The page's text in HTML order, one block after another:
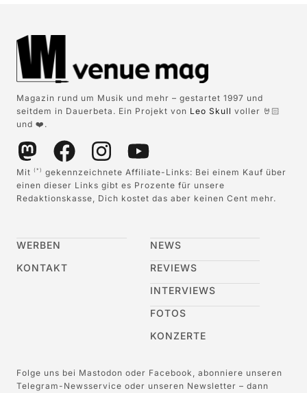
Magazin rund um Musik und mehr – gestartet 1997 und
seitdem in Dauerbeta. Ein Projekt von Leo Skull voller 🤘🏻
und ❤️.
Mit (*)
gekennzeichnete Affiliate-Links: Bei einem Kauf über
einen dieser Links gibt es Prozente für unsere
Redaktionskasse, Dich kostet das aber keinen Cent mehr.
WERBEN
KONTAKT
NEWS
REVIEWS
INTERVIEWS
FOTOS
KONZERTE
Folge uns bei Mastodon oder Facebook, abonniere unseren
Telegram-Newsservice oder unseren Newsletter – dann